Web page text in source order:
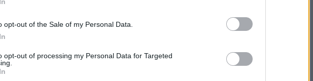
opt-out of the Sale of my Personal Data.
opt-out of processing my Personal Data for Targeted
Αδειάζουν τα νησιά – Το δημογραφικό στο